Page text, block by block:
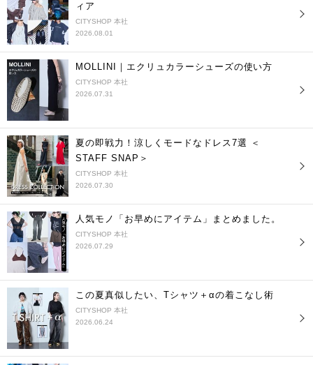
ィア
CITYSHOP 本社
2026.08.01
MOLLINI｜エクリュカラーシューズの使い方
CITYSHOP 本社
2026.07.31
夏の即戦力！涼しくモードなドレス7選 ＜
STAFF SNAP＞
CITYSHOP 本社
2026.07.30
人気モノ「お早めにアイテム」まとめました。
CITYSHOP 本社
2026.07.29
この夏真似したい、Tシャツ＋αの着こなし術
CITYSHOP 本社
2026.06.24